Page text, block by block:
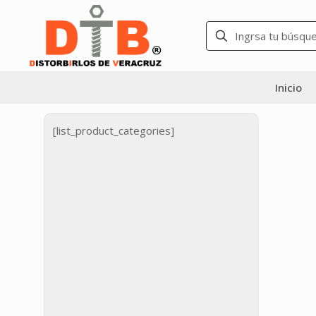
Inicio
[list_product_categories]